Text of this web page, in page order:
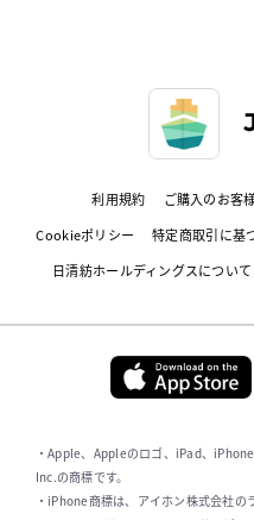
利用規約 ご購入のお客
Cookieポリシー
特定商取引に基
日清紡ホールディングスについて
・Apple、Appleのロゴ、iPad、
Inc.の商標です。
・iPhone商標は、アイホン株式会社の